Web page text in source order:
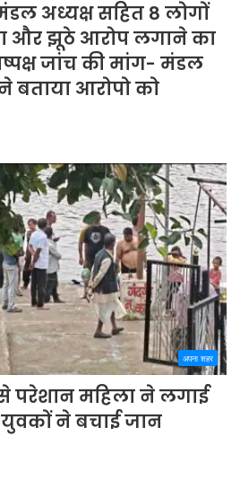
अध्यक्ष सहित 8 लोगों
और झूठे आरोप लगाने का
जांच की मांग- मंडल
बताया आरोपो को
अपना शहर
परेशान महिला ने लगाई
ने बचाई जान